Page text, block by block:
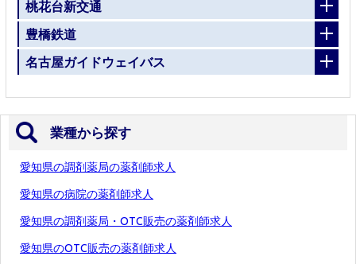
桃花台新交通
豊橋鉄道
名古屋ガイドウェイバス
業種から探す
愛知県の調剤薬局の薬剤師求人
愛知県の病院の薬剤師求人
愛知県の調剤薬局・OTC販売の薬剤師求人
愛知県のOTC販売の薬剤師求人